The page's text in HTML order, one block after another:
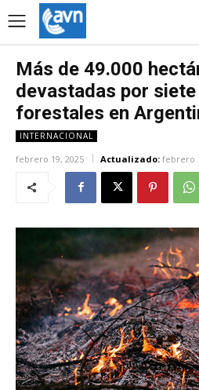
Más de 49.000
devastadas por
forestales en
INTERNACIONAL
febrero 19, 2025 Actualizado: febrero